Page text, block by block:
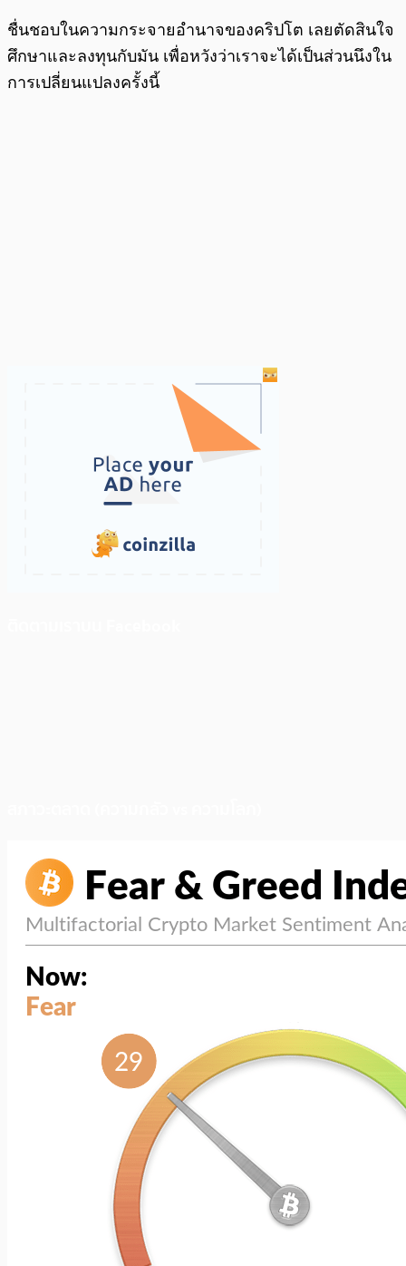
ชื่นชอบในความกระจายอำนาจของคริปโต เลยตัดสินใจ
ศึกษาและลงทุนกับมัน เพื่อหวังว่าเราจะได้เป็นส่วนนึงใน
การเปลี่ยนแปลงครั้งนี้